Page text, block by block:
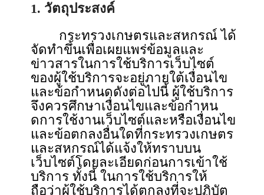
1. วัตถุประสงค์
กระทรวงเกษตรและสหกรณ์ ได้
จัดทําขึ้นเพื่อเผยแพร่ข้อมูลและ
ข่าวสารในการใช้บริการเว็บไซต์
ของผู้ใช้บริการจะอยู่ภายใต้เงื่อนไข
และข้อกําหนดดังต่อไปนี้ ผู้ใช้บริการ
จึงควรศึกษาเงื่อนไขและข้อกําหน
ดการใช้งานเว็บไซต์และหรือเงื่อนไข
และข้อตกลงอื่นใดที่กระทรวงเกษตร
และสหกรณ์ได้แจ้งให้ทราบบน
เว็บไซต์โดยละเอียดก่อนการเข้าใช้
บริการ ทั้งนี้ ในการใช้บริการให้
ถือว่าผู้ใช้บริการได้ตกลงที่จะปฏิบัต